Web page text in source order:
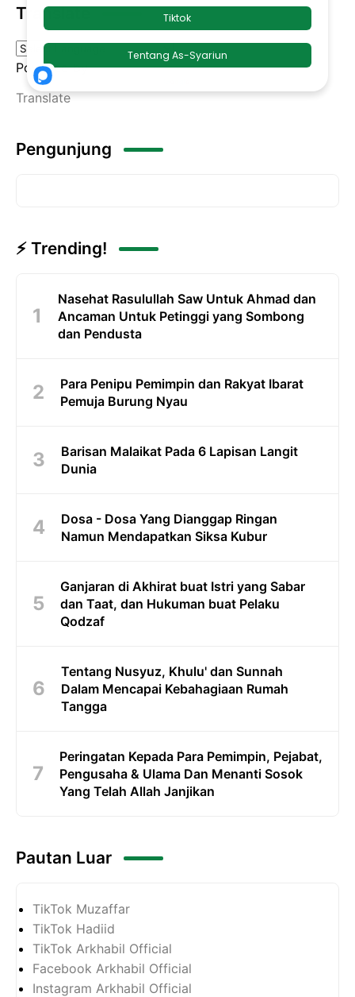
Translate
Powered by
Translate
Pengunjung
⚡ Trending!
Nasehat Rasulullah Saw Untuk Ahmad dan
Ancaman Untuk Petinggi yang Sombong
dan Pendusta
Para Penipu Pemimpin dan Rakyat Ibarat
Pemuja Burung Nyau
Barisan Malaikat Pada 6 Lapisan Langit
Dunia
Dosa - Dosa Yang Dianggap Ringan
Namun Mendapatkan Siksa Kubur
Ganjaran di Akhirat buat Istri yang Sabar
dan Taat, dan Hukuman buat Pelaku
Qodzaf
Tentang Nusyuz, Khulu' dan Sunnah
Dalam Mencapai Kebahagiaan Rumah
Tangga
Peringatan Kepada Para Pemimpin, Pejabat,
Pengusaha & Ulama Dan Menanti Sosok
Yang Telah Allah Janjikan
Pautan Luar
TikTok Muzaffar
TikTok Hadiid
TikTok Arkhabil Official
Facebook Arkhabil Official
Instagram Arkhabil Official